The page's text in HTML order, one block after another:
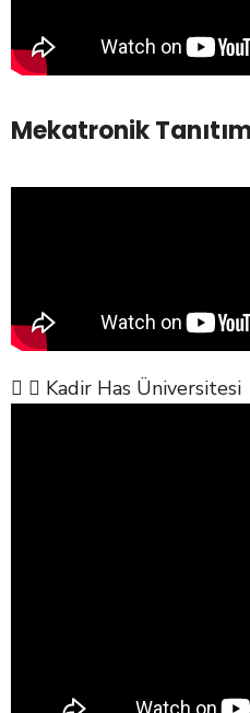
Mekatronik
Kadir Has Üniversitesi